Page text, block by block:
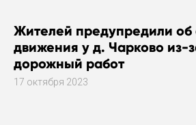
Жителей предупредили об
движения у д. Чарково из-
дорожный работ
17 октября 2023